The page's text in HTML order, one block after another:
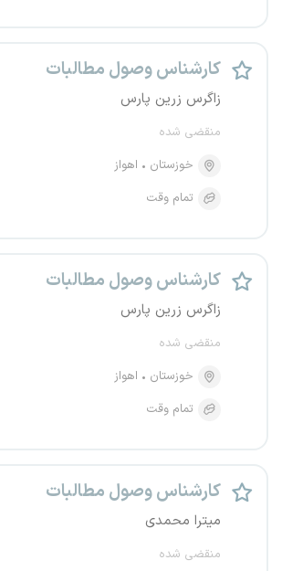
کارشناس وصول مطالبات
زاگرس زرین پارس
منقضی شده
خوزستان
اهواز
تمام وقت
کارشناس وصول مطالبات
زاگرس زرین پارس
منقضی شده
خوزستان
اهواز
تمام وقت
کارشناس وصول مطالبات
میترا محمدی
منقضی شده